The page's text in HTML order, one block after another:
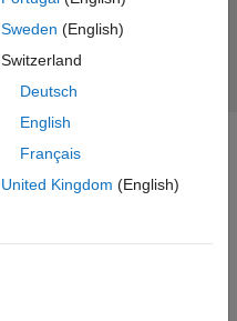
Sweden (English)
Switzerland
Deutsch
English
Français
United Kingdom (English)